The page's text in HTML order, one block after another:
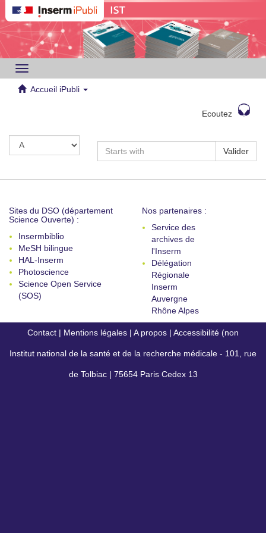
Toggle
navigation
Accueil iPubli
Ecoutez
Valider
Sites du DSO (département
Science Ouverte) :
Insermbiblio
MeSH bilingue
HAL-Inserm
Photoscience
Science Open Service
(SOS)
Nos partenaires :
Service des
archives de
l'Inserm
Délégation
Régionale
Inserm
Auvergne
Rhône Alpes
Contact | Mentions légales | A propos | Accessibilité (non
conforme)
Institut national de la santé et de la recherche médicale - 101, rue
de Tolbiac | 75654 Paris Cedex 13